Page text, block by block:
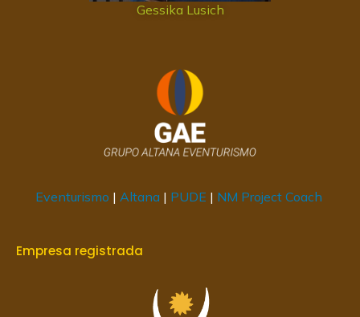
Gessika Lusich
Eventurismo | Altana | PUDE | NM Project Coach
Empresa registrada